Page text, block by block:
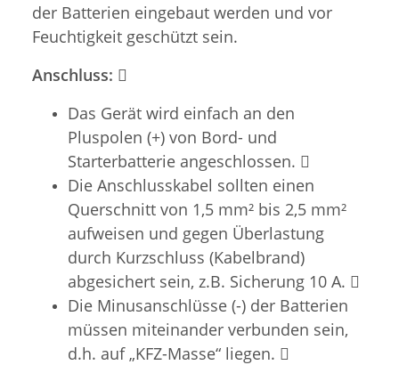
der Batterien eingebaut werden und vor
Feuchtigkeit geschützt sein.
Anschluss: 
Das Gerät wird einfach an den
Pluspolen (+) von Bord- und
Starterbatterie angeschlossen. 
Die Anschlusskabel sollten einen
Querschnitt von 1,5 mm² bis 2,5 mm²
aufweisen und gegen Überlastung
durch Kurzschluss (Kabelbrand)
abgesichert sein, z.B. Sicherung 10 A. 
Die Minusanschlüsse (-) der Batterien
müssen miteinander verbunden sein,
d.h. auf „KFZ-Masse“ liegen. 